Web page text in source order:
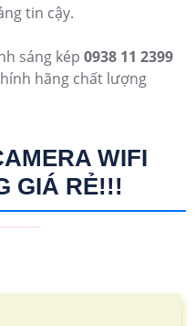
tin cậy.
sáng kép 0938 11 2399
hãng chất lượng
WIFI
GIÁ RẺ!!!